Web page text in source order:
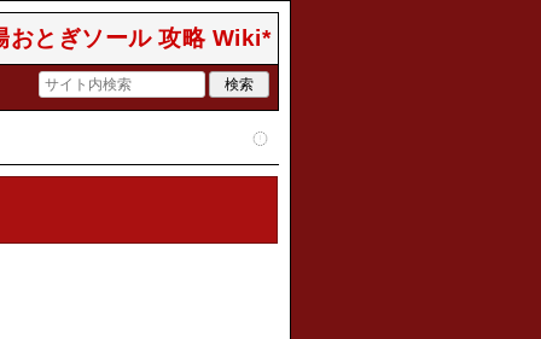
おとぎソール 攻略 Wiki*